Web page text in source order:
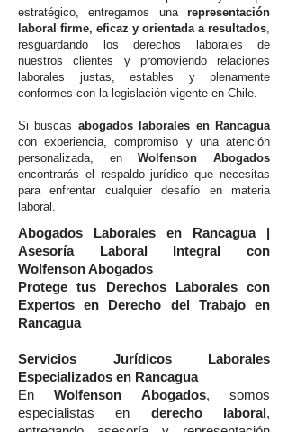
estratégico, entregamos una representación
laboral firme, eficaz y orientada a resultados,
resguardando los derechos laborales de
nuestros clientes y promoviendo relaciones
laborales justas, estables y plenamente
conformes con la legislación vigente en Chile.
Si buscas abogados laborales en Rancagua
con experiencia, compromiso y una atención
personalizada, enWolfenson Abogados
encontrarás el respaldo jurídico que necesitas
para enfrentar cualquier desafío en materia
laboral.
Abogados Laborales en Rancagua |
Asesoría Laboral Integral con
Wolfenson Abogados
Protege tus Derechos Laborales con
Expertos en Derecho del Trabajo en
Rancagua
Servicios Jurídicos Laborales
Especializados en Rancagua
EnWolfenson Abogados, somos
especialistas en derecho laboral ,